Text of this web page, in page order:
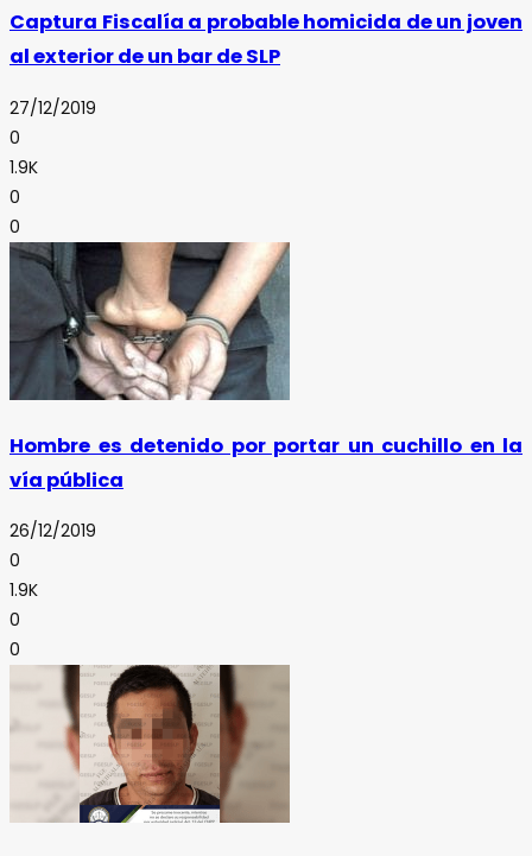
Captura Fiscalía a probable homicida de un joven
al exterior de un bar de SLP
27/12/2019
0
1.9K
0
0
Hombre es detenido por portar un cuchillo en la
vía pública
26/12/2019
0
1.9K
0
0